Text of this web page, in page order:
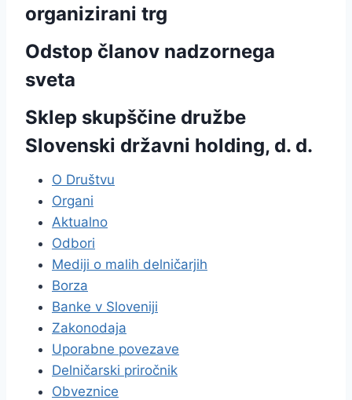
organizirani trg
Odstop članov nadzornega
sveta
Sklep skupščine družbe
Slovenski državni holding, d. d.
O Društvu
Organi
Aktualno
Odbori
Mediji o malih delničarjih
Borza
Banke v Sloveniji
Zakonodaja
Uporabne povezave
Delničarski priročnik
Obveznice